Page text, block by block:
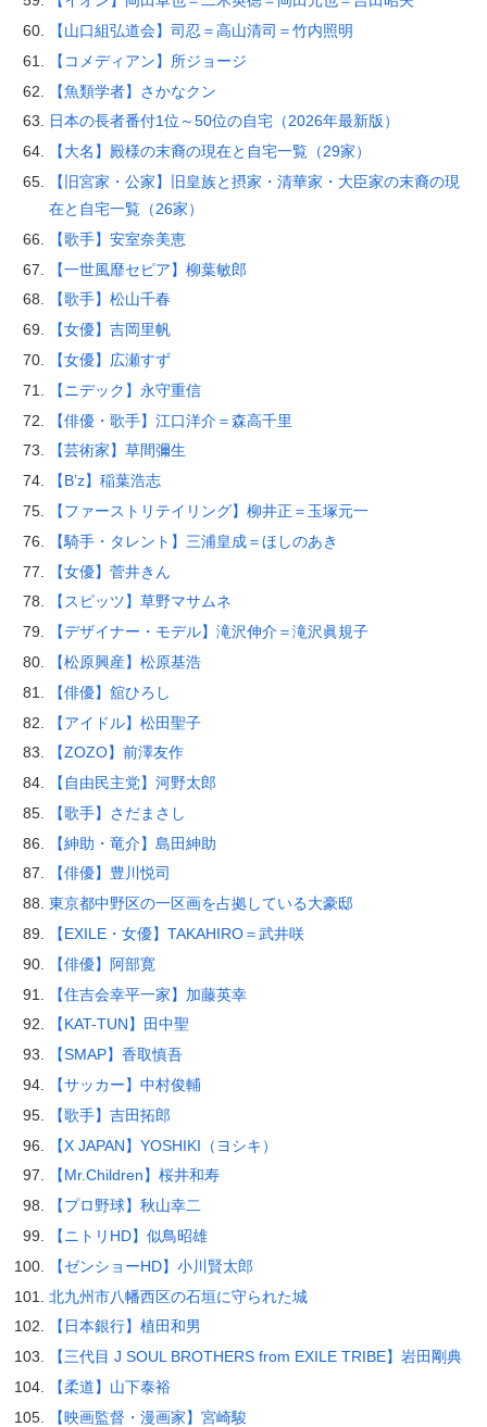
【山口組弘道会】司忍＝高山清司＝竹内照明
【コメディアン】所ジョージ
【魚類学者】さかなクン
日本の長者番付1位～50位の自宅（2026年最新版）
【大名】殿様の末裔の現在と自宅一覧（29家）
【旧宮家・公家】旧皇族と摂家・清華家・大臣家の末裔の現
在と自宅一覧（26家）
【歌手】安室奈美恵
【一世風靡セピア】柳葉敏郎
【歌手】松山千春
【女優】吉岡里帆
【女優】広瀬すず
【ニデック】永守重信
【俳優・歌手】江口洋介＝森高千里
【芸術家】草間彌生
【B’z】稲葉浩志
【ファーストリテイリング】柳井正＝玉塚元一
【騎手・タレント】三浦皇成＝ほしのあき
【女優】菅井きん
【スピッツ】草野マサムネ
【デザイナー・モデル】滝沢伸介＝滝沢眞規子
【松原興産】松原基浩
【俳優】舘ひろし
【アイドル】松田聖子
【ZOZO】前澤友作
【自由民主党】河野太郎
【歌手】さだまさし
【紳助・竜介】島田紳助
【俳優】豊川悦司
東京都中野区の一区画を占拠している大豪邸
【EXILE・女優】TAKAHIRO＝武井咲
【俳優】阿部寛
【住吉会幸平一家】加藤英幸
【KAT-TUN】田中聖
【SMAP】香取慎吾
【サッカー】中村俊輔
【歌手】吉田拓郎
【X JAPAN】YOSHIKI（ヨシキ）
【Mr.Children】桜井和寿
【プロ野球】秋山幸二
【ニトリHD】似鳥昭雄
【ゼンショーHD】小川賢太郎
北九州市八幡西区の石垣に守られた城
【日本銀行】植田和男
【三代目 J SOUL BROTHERS from EXILE TRIBE】岩田剛典
【柔道】山下泰裕
【映画監督・漫画家】宮崎駿